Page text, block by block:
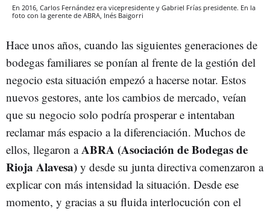
En 2016, Carlos Fernández era vicepresidente y Gabriel Frías presidente. En la
foto con la gerente de ABRA, Inés Baigorri
Hace unos años, cuando las siguientes generaciones de
bodegas familiares se ponían al frente de la gestión del
negocio esta situación empezó a hacerse notar. Estos
nuevos gestores, ante los cambios de mercado, veían
que su negocio solo podría prosperar e intentaban
reclamar más espacio a la diferenciación. Muchos de
ellos, llegaron aABRA (Asociación de Bodegas de
Rioja Alavesa) y desde su junta directiva comenzaron a
explicar con más intensidad la situación. Desde ese
momento, y gracias a su fluida interlocución con el